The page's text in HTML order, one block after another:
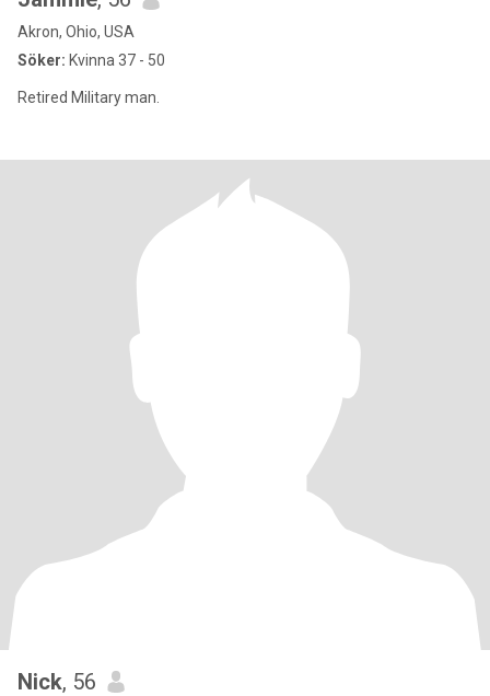
Akron, Ohio, USA
Söker: Kvinna 37 - 50
Retired Military man.
Nick, 56